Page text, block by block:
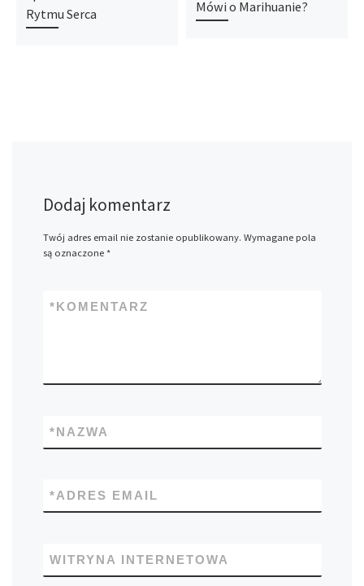
Rytmu Serca
Mówi o Marihuanie?
Dodaj komentarz
Twój adres email nie zostanie opublikowany. Wymagane pola
są oznaczone *
KOMENTARZ
*
NAZWA
*
ADRES EMAIL
*
WITRYNA INTERNETOWA